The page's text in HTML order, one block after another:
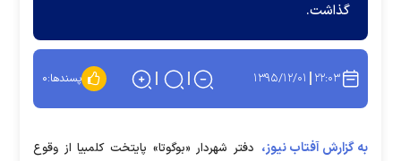
گذاشت.
۲۲:۰۳ ۱۳۹۵/۱۲/۰۱ پسندها:۰
به گزارش آفتاب نیوز، دفتر شهردار «بوگوتا» پایتخت کلمبیا از وقوع